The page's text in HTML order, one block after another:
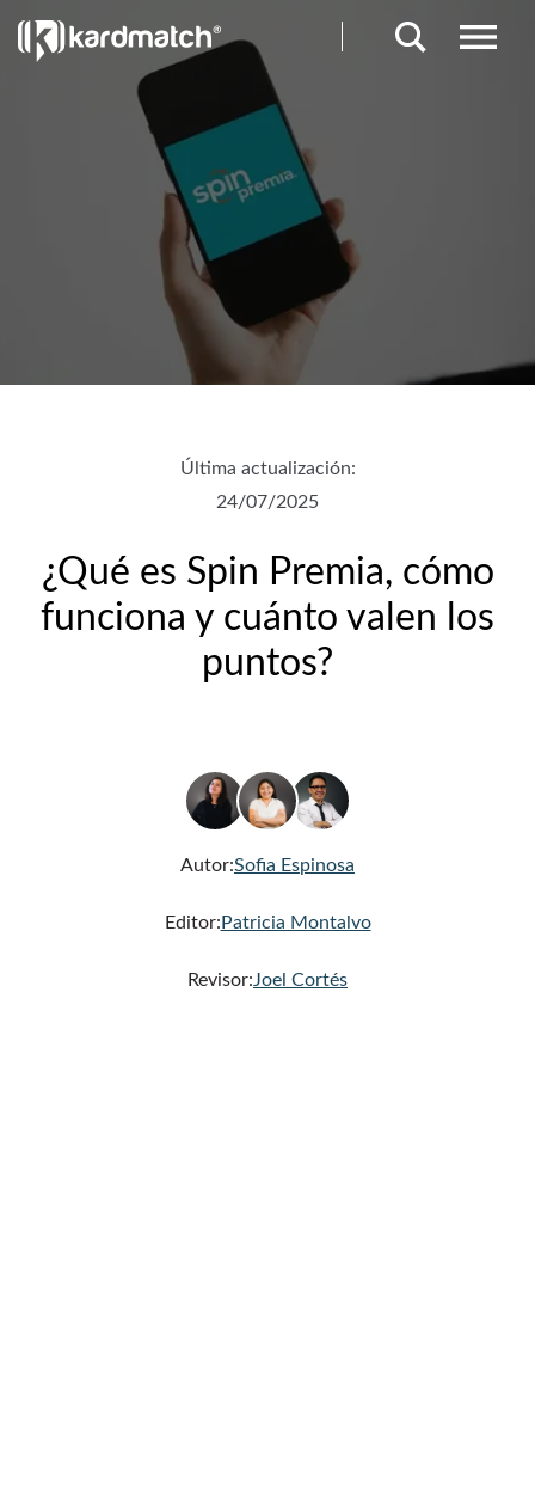
Última actualización:
24/07/2025
¿Qué es Spin Premia, cómo
funciona y cuánto valen los
puntos?
Autor:Sofia Espinosa
Editor: Patricia Montalvo
Revisor:Joel Cortés